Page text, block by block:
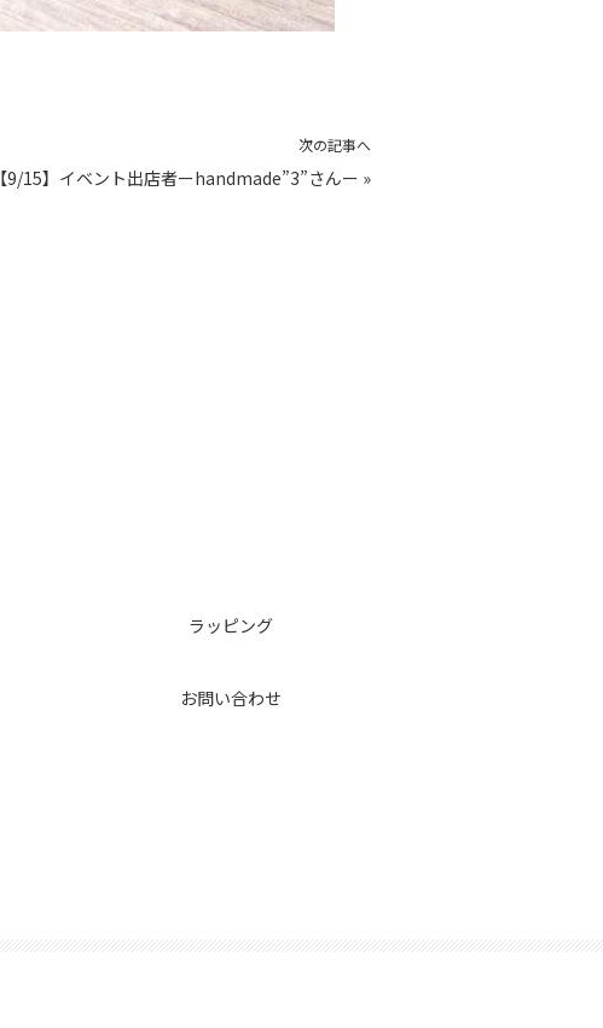
次の記事へ
【9/15】イベント出店者ーhandmade”3”さんー »
ラッピング
お問い合わせ